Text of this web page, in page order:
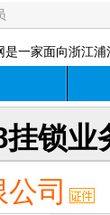
是一家面向浙江
挂锁业
司